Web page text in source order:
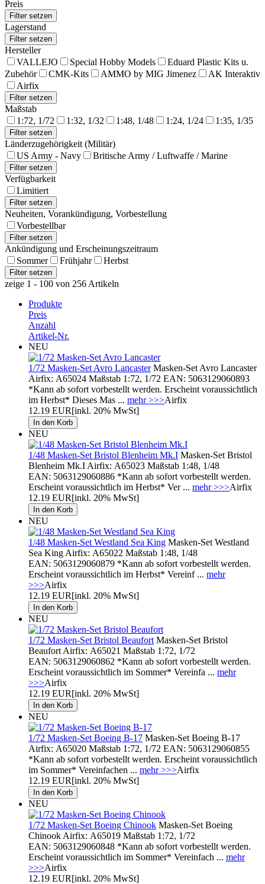
Preis
Lagerstand
Hersteller
VALLEJO
Special Hobby Models
Eduard Plastic Kits u.
Zubehör
CMK-Kits AMMO by MIG Jimenez
AK Interaktiv
Airfix
Maßstab
1:72, 1/72
1:32, 1/32 1:48, 1/48 1:24, 1/24 1:35, 1/35
Länderzugehörigkeit (Militär)
US Army - Navy
Britische Army / Luftwaffe / Marine
Verfügbarkeit
Limitiert
Neuheiten, Vorankündigung, Vorbestellung
Vorbestellbar
Ankündigung und Erscheinungszeitraum
Sommer
Frühjahr Herbst
zeige 1 - 100 von 256 Artikeln
Produkte
Preis
Anzahl
Artikel-Nr.
NEU
1/72 Masken-Set Avro LancasterMasken-Set Avro Lancaster
Airfix: A65024 Maßstab 1:72, 1/72 EAN: 5063129060893
*Kann ab sofort vorbestellt werden. Erscheint voraussichtlich
im Herbst* Dieses Mas ... mehr >>>Airfix
12.19 EUR[inkl. 20% MwSt]
NEU
1/48 Masken-Set Bristol Blenheim Mk.I Masken-Set Bristol
Blenheim Mk.I Airfix: A65023 Maßstab 1:48, 1/48
EAN: 5063129060886 *Kann ab sofort vorbestellt werden.
Erscheint voraussichtlich im Herbst* Ver ... mehr >>>Airfix
12.19 EUR[inkl. 20% MwSt]
NEU
1/48 Masken-Set Westland Sea King Masken-Set Westland
Sea King Airfix: A65022 Maßstab 1:48, 1/48
EAN: 5063129060879 *Kann ab sofort vorbestellt werden.
Erscheint voraussichtlich im Herbst* Vereinf ... mehr
>>>Airfix
12.19 EUR[inkl. 20% MwSt]
NEU
1/72 Masken-Set Bristol Beaufort Masken-Set Bristol
Beaufort Airfix: A65021 Maßstab 1:72, 1/72
EAN: 5063129060862 *Kann ab sofort vorbestellt werden.
Erscheint voraussichtlich im Sommer* Vereinfa ... mehr
>>>Airfix
12.19 EUR[inkl. 20% MwSt]
NEU
1/72 Masken-Set Boeing B-17 Masken-Set Boeing B-17
Airfix: A65020 Maßstab 1:72, 1/72 EAN: 5063129060855
*Kann ab sofort vorbestellt werden. Erscheint voraussichtlich
im Sommer* Vereinfachen ... mehr >>>Airfix
12.19 EUR[inkl. 20% MwSt]
NEU
1/72 Masken-Set Boeing Chinook Masken-Set Boeing
Chinook Airfix: A65019 Maßstab 1:72, 1/72
EAN: 5063129060848 *Kann ab sofort vorbestellt werden.
Erscheint voraussichtlich im Sommer* Vereinfach ... mehr
>>>Airfix
12.19 EUR[inkl. 20% MwSt]